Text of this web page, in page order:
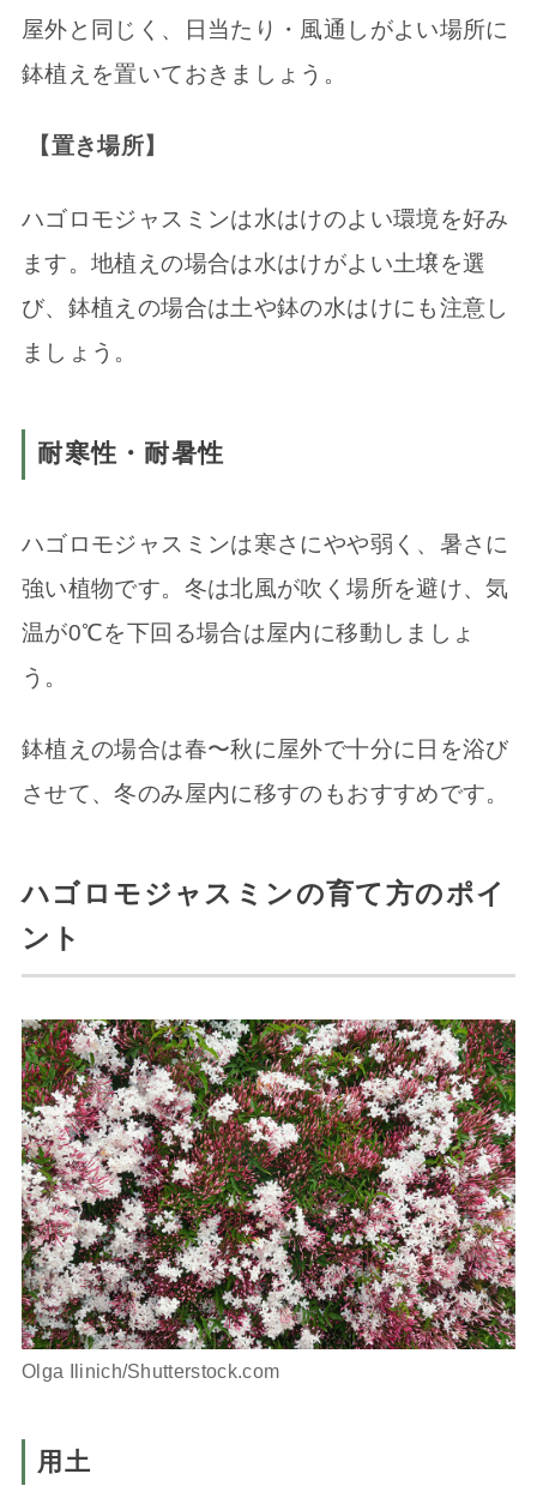
屋外と同じく、日当たり・風通しがよい場所に
鉢植えを置いておきましょう。
【置き場所】
ハゴロモジャスミンは水はけのよい環境を好み
ます。地植えの場合は水はけがよい土壌を選
び、鉢植えの場合は土や鉢の水はけにも注意し
ましょう。
耐寒性・耐暑性
ハゴロモジャスミンは寒さにやや弱く、暑さに
強い植物です。冬は北風が吹く場所を避け、気
温が0℃を下回る場合は屋内に移動しましょ
う。
鉢植えの場合は春〜秋に屋外で十分に日を浴び
させて、冬のみ屋内に移すのもおすすめです。
ハゴロモジャスミンの育て方のポイ
ント
Olga Ilinich/Shutterstock.com
用土